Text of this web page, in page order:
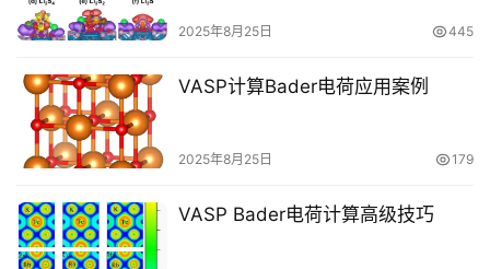
教
程
V
A
S
专
题
2025年8月25日 445
VASP计算Bader电荷应用案例
2025年8月25日 179
VASP Bader电荷计算高级技巧